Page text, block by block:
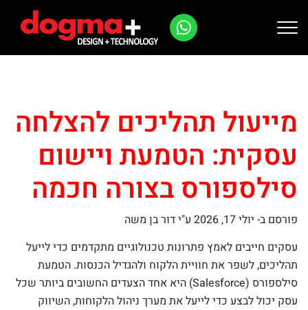
מייעול תהליכים להצלחה
עסקית: הטמעת ויישום
סילספורס בצורה חכמה
פורסם ב- יולי 17, 2026
ע"י דור בן משה
עסקים חייבים לאמץ פתרונות טכנולוגיים מתקדמים כדי לייעל
תהליכים, לשפר את חוויית הלקוח ולהגדיל הכנסות. הטמעת
סילספורס (Salesforce) היא אחד הצעדים החשובים ביותר שכל
עסק יכול לבצע כדי לייעל את מערך ניהול הלקוחות, השיווק